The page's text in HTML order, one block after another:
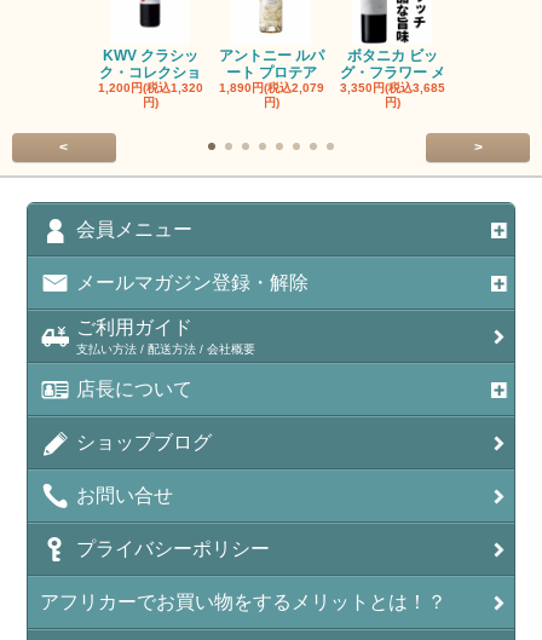
KWV クラシッ
ク・コレクショ
1,200円(税込1,320
円)
アントニー ルパ
ート プロテア
1,890円(税込2,079
円)
ボタニカ ビッ
グ・フラワー メ
3,350円(税込3,685
円)
< >
会員メニュー
メールマガジン登録・解除
ご利用ガイド
支払い方法 / 配送方法 / 会社概要
店長について
ショップブログ
お問い合せ
プライバシーポリシー
アフリカーでお買い物をするメリットとは！？